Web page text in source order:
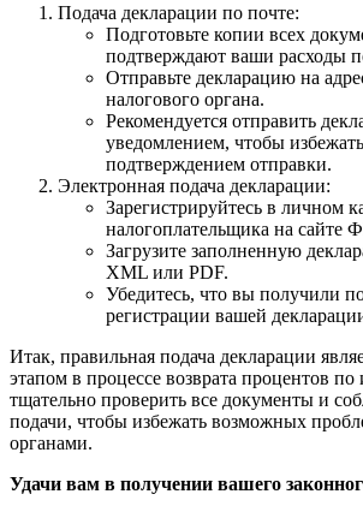
Подача декларации по почте:
Подготовьте копии всех
подтверждают ваши расходы
Отправьте декларацию на
налогового органа.
Рекомендуется отправить
уведомлением, чтобы
подтверждением отправки.
Электронная подача декларации:
Зарегистрируйтесь в личном
налогоплательщика на сайте
Загрузите заполненную
XML или PDF.
Убедитесь, что вы получили
регистрации вашей
Итак, правильная подача декларации
этапом в процессе возврата процентов по
тщательно проверить все документы и
подачи, чтобы избежать возможных
органами.
Удачи вам в получении вашего